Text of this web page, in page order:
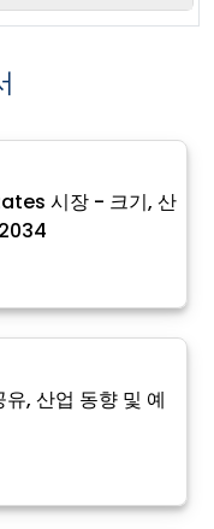
시장 - 크기, 산
, 산업 동향 및 예